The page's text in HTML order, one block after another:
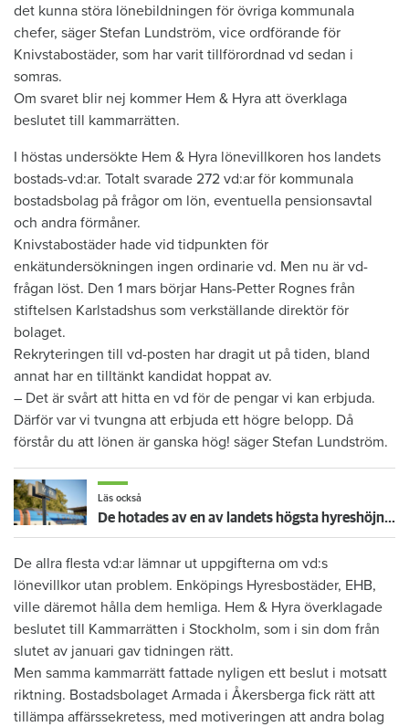
det kunna störa lönebildningen för övriga kommunala
chefer, säger Stefan Lundström, vice ordförande för
Knivstabostäder, som har varit tillförordnad vd sedan i
somras.
Om svaret blir nej kommer Hem & Hyra att överklaga
beslutet till kammarrätten.
I höstas undersökte Hem & Hyra lönevillkoren hos landets
bostads-vd:ar. Totalt svarade 272 vd:ar för kommunala
bostadsbolag på frågor om lön, eventuella pensionsavtal
och andra förmåner.
Knivstabostäder hade vid tidpunkten för
enkätundersökningen ingen ordinarie vd. Men nu är vd-
frågan löst. Den 1 mars börjar Hans-Petter Rognes från
stiftelsen Karlstadshus som verkställande direktör för
bolaget.
Rekryteringen till vd-posten har dragit ut på tiden, bland
annat har en tilltänkt kandidat hoppat av.
– Det är svårt att hitta en vd för de pengar vi kan erbjuda.
Därför var vi tvungna att erbjuda ett högre belopp. Då
förstår du att lönen är ganska hög! säger Stefan Lundström.
Läs också
De hotades av en av landets högsta hyreshöjningar – så blev det
De allra flesta vd:ar lämnar ut uppgifterna om vd:s
lönevillkor utan problem. Enköpings Hyresbostäder, EHB,
ville däremot hålla dem hemliga. Hem & Hyra överklagade
beslutet till Kammarrätten i Stockholm, som i sin dom från
slutet av januari gav tidningen rätt.
Men samma kammarrätt fattade nyligen ett beslut i motsatt
riktning. Bostadsbolaget Armada i Åkersberga fick rätt att
tillämpa affärssekretess, med motiveringen att andra bolag